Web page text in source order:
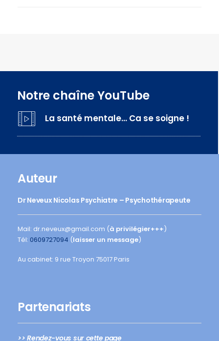
Notre chaîne YouTube
La santé mentale… Ca se soigne !
Auteur
Dr Neveux Nicolas Psychiatre – Psychothérapeute
Mail: dr.neveux@gmail.com (à privilégier+++)
Tél: 0609727094 (laisser un message)
Au cabinet: 9 rue Troyon 75017 Paris
Partenariats
>> Rendez-vous sur cette page